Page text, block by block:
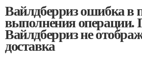
Вайлдберриз ошибка в
выполнения операции.
Вайлдберриз не
доставка